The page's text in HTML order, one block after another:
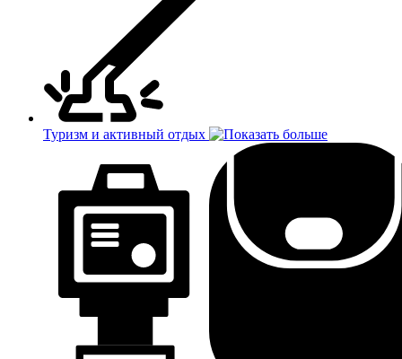
Туризм и активный отдых